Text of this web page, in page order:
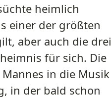
heimlich
einer der größten
aber auch die drei
für sich. Die
in die Musik
in der bald schon